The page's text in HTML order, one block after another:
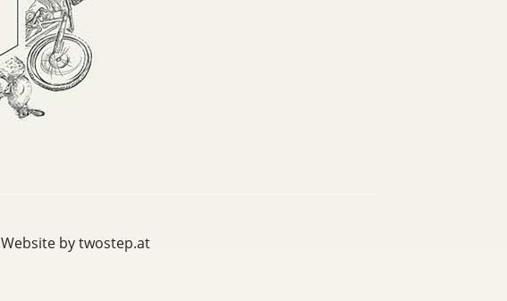
Website by twostep.at